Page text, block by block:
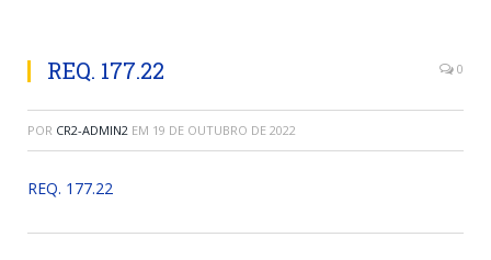
REQ. 177.22 0
POR CR2-ADMIN2 EM 19 DE OUTUBRO DE 2022
REQ. 177.22